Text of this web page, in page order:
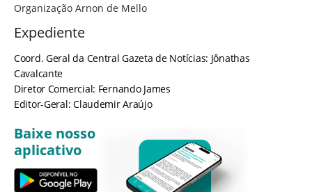
Organização Arnon de Mello
Expediente
Coord. Geral da Central Gazeta de Notícias: Jônathas
Cavalcante
Diretor Comercial: Fernando James
Editor-Geral: Claudemir Araújo
Baixe nosso
aplicativo